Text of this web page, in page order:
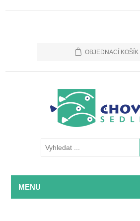
OBJEDNACÍ KOŠÍK
MENU